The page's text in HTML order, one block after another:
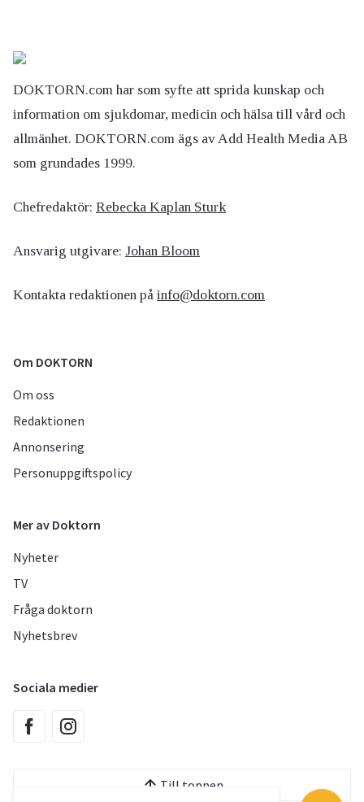
DOKTORN.com har som syfte att sprida kunskap och
information om sjukdomar, medicin och hälsa till vård och
allmänhet. DOKTORN.com ägs av Add Health Media AB
som grundades 1999.
Chefredaktör: Rebecka Kaplan Sturk
Ansvarig utgivare: Johan Bloom
Kontakta redaktionen på info@doktorn.com
Om DOKTORN
Om oss
Redaktionen
Annonsering
Personuppgiftspolicy
Mer av Doktorn
Nyheter
TV
Fråga doktorn
Nyhetsbrev
Sociala medier
Till toppen